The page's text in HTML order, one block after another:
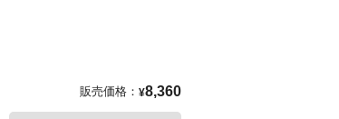
販売価格： ¥8,360